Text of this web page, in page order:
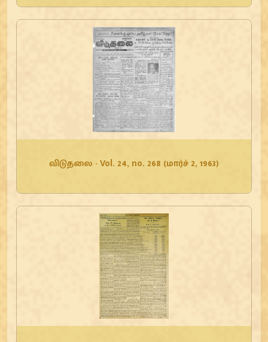
விடுதலை - Vol. 24, no. 268 (மார்ச் 2, 1963)